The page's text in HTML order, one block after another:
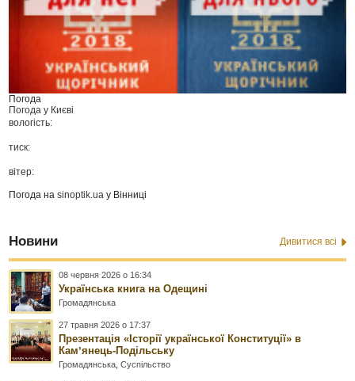
Погода
Погода у Києві
вологість:
тиск:
вітер:
Погода наsinoptik.ua у Вінниці
Новини Дивитися всі
08 червня 2026 о 16:34
Українська книга на Одещині
Громадянська
27 травня 2026 о 17:37
Презентація «Історії української Конституції» в
Камʼянець-Подільську
Громадянська ,Суспільство